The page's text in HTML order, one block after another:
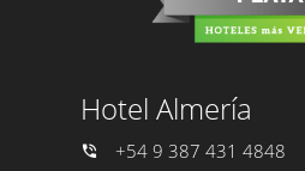
Hotel Almería
+54 9 387 431 4848